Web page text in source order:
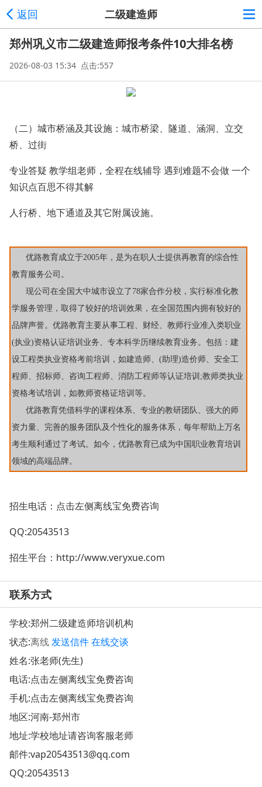
返回 二级建造师
郑州巩义市二级建造师报考条件10大排名榜
2026-08-03 15:34 点击:557
（二）城市桥涵及其设施：城市桥梁、隧道、涵洞、立交
桥、过街
专业答疑 教学组老师，全程在线辅导 遇到难题不会做 一个
知识点百思不得其解
人行桥、地下通道及其它附属设施。
优路教育成立于2005年，是为在职人士提供再教育的综合性
教育服务公司。
现公司在全国大中城市设立了78家合作分校，实行标准化教
学服务管理，取得了较好的培训效果，在全国范围内拥有较好的
品牌声誉。 优路教育主要从事工程、财经、教师行业准入类职业
(执业)资格认证培训业务、专本科学历继续教育业务。包括：建
设工程类执业资格考前培训，如建造师、(助理)造价师、安全工
程师、招标师、咨询工程师、消防工程师等认证培训;教师类执业
资格考试培训，如教师资格证培训等。
优路教育凭借科学的课程体系、专业的教研团队、强大的师
资力量、完善的服务团队及个性化的服务体系，每年帮助上万名
考生顺利通过了考试。如今，优路教育已成为中国职业教育培训
领域的高端品牌。
招生电话：点击左侧离线宝免费咨询
QQ:20543513
招生平台：http://www.veryxue.com
联系方式
学校:郑州二级建造师培训机构
状态:离线发送信件在线交谈
姓名:张老师(先生)
电话:点击左侧离线宝免费咨询
手机:点击左侧离线宝免费咨询
地区:河南-郑州市
地址:学校地址请咨询客服老师
邮件:vap20543513@qq.com
QQ:20543513